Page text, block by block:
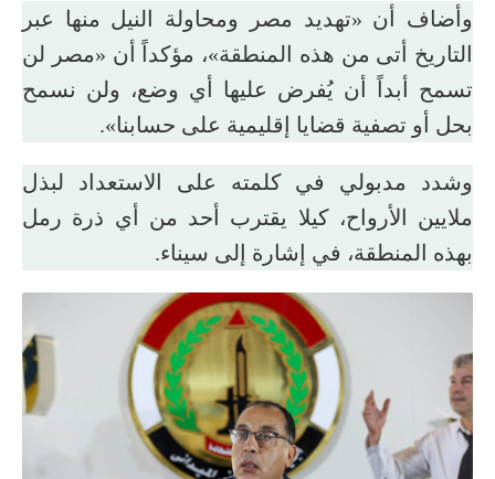
وأضاف أن «تهديد مصر ومحاولة النيل منها عبر
التاريخ أتى من هذه المنطقة»، مؤكداً أن «مصر لن
تسمح أبداً أن يُفرض عليها أي وضع، ولن نسمح
بحل أو تصفية قضايا إقليمية على حسابنا».
وشدد مدبولي في كلمته على الاستعداد لبذل
ملايين الأرواح، كيلا يقترب أحد من أي ذرة رمل
بهذه المنطقة، في إشارة إلى سيناء.